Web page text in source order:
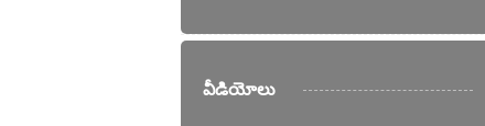
వీడియోలు